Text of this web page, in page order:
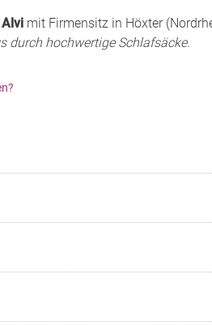
Alvi mit Firmensitz in Höxter
durch hochwertige Schlafsäcke.